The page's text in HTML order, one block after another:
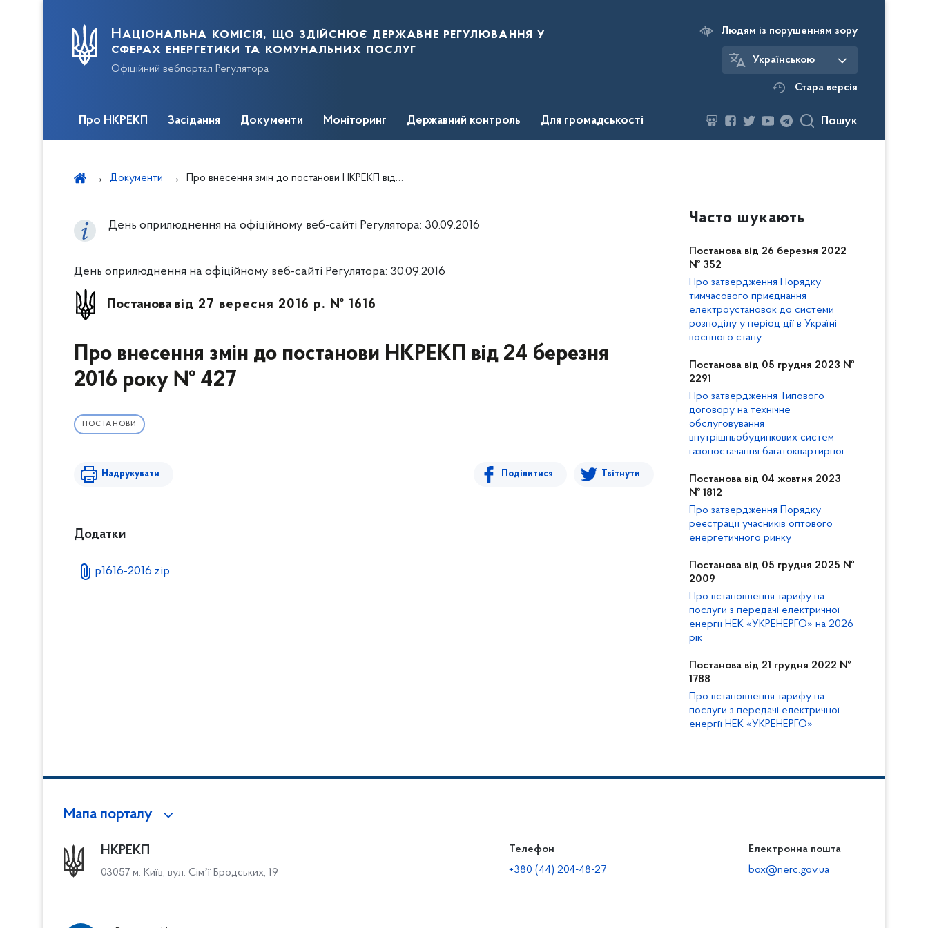
Національна комісія, що здійснює державне регулювання у
сферах енергетики та комунальних послуг
Офіційний вебпортал Регулятора
Людям із порушенням зору
Українською
Стара версія
Про НКРЕКП Засідання Документи Моніторинг Державний контроль Для громадськості Пошук
Документи Про внесення змін до постанови НКРЕКП від 24 березня 2016 року № 427
День оприлюднення на офіційному веб-сайті Регулятора: 30.09.2016
День оприлюднення на офіційному веб-сайті Регулятора: 30.09.2016
Постанова від 27 вересня 2016 р. № 1616
Про внесення змін до постанови НКРЕКП від 24 березня
2016 року № 427
ПОСТАНОВИ
Надрукувати Поділитися Твітнути
Додатки
p1616-2016.zip
Часто шукають
Постанова від 26 березня 2022
№ 352
Про затвердження Порядку
тимчасового приєднання
електроустановок до системи
розподілу у період дії в Україні
воєнного стану
Постанова від 05 грудня 2023 №
2291
Про затвердження Типового
договору на технічне
обслуговування
внутрішньобудинкових систем
газопостачання багатоквартирного
Кодексу газорозподільних систем
Постанова від 04 жовтня 2023
№ 1812
Про затвердження Порядку
реєстрації учасників оптового
енергетичного ринку
Постанова від 05 грудня 2025 №
2009
Про встановлення тарифу на
послуги з передачі електричної
енергії НЕК «УКРЕНЕРГО» на 2026
рік
Постанова від 21 грудня 2022 №
1788
Про встановлення тарифу на
послуги з передачі електричної
енергії НЕК «УКРЕНЕРГО»
Мапа порталу
НКРЕКП
03057 м. Київ, вул. Сімʼї Бродських, 19
Телефон
+380 (44) 204-48-27
Електронна пошта
box@nerc.gov.ua